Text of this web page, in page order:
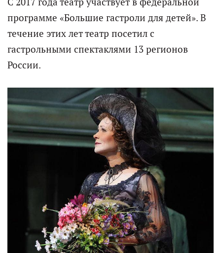
программе «Большие гастроли для детей». В
течение этих лет театр посетил с
гастрольными спектаклями 13 регионов
России.